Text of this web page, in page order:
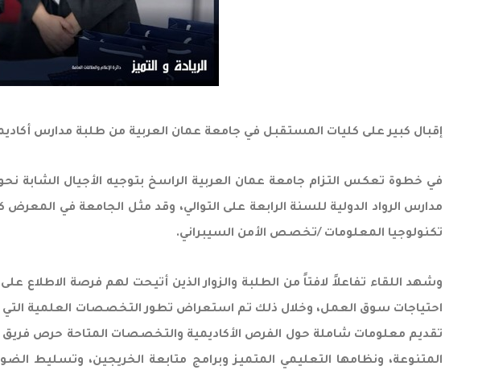
إقبال كبير على كليات المستقبل في جامعة عمان العربية من طلبة مدارس
في خطوة تعكس التزام جامعة عمان العربية الراسخ بتوجيه الأجيال الشابة
مدارس الرواد الدولية للسنة الرابعة على التوالي، وقد مثل الجامعة في
تكنولوجيا المعلومات /تخصص الأمن السيبراني.
وشهد اللقاء تفاعلاً لافتاً من الطلبة والزوار الذين أتيحت لهم فرصة الاطلاع
احتياجات سوق العمل، وخلال ذلك تم استعراض تطور التخصصات العلمية التي
تقديم معلومات شاملة حول الفرص الأكاديمية والتخصصات المتاحة حرص
المتنوعة، ونظامها التعليمي المتميز وبرامج متابعة الخريجين، وتسليط